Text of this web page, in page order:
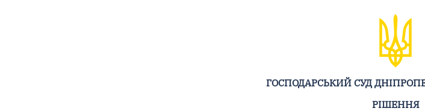
ГОСПОДАРСЬКИЙ СУД
РІШЕННЯ